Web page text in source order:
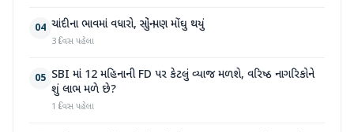
04 ચાંદીના ભાવમાં વધારો, સોનું પણ મોંઘુ થયું
3 દિવસ પહેલા
05 SBI માં 12 મહિનાની FD પર કેટલું વ્યાજ મળશે, વરિષ્ઠ નાગરિકોને
શું લાભ મળે છે?
1 દિવસ પહેલા